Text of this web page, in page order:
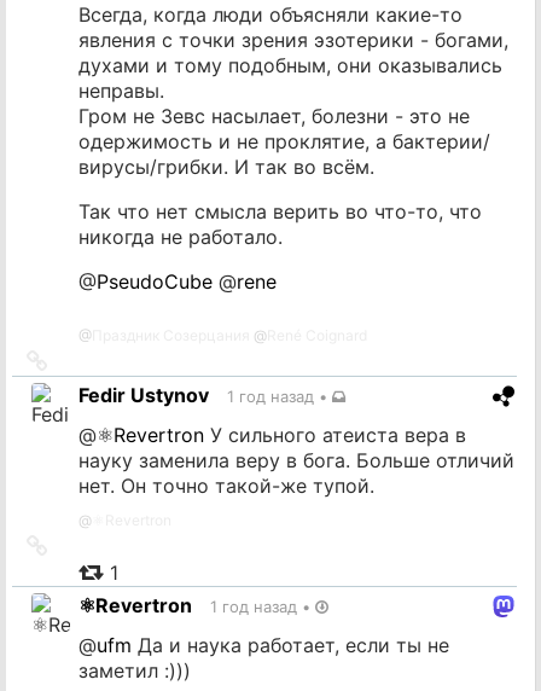
Всегда, когда люди объясняли какие-то
явления с точки зрения эзотерики - богами,
духами и тому подобным, они оказывались
неправы.
Гром не Зевс насылает, болезни - это не
одержимость и не проклятие, а бактерии/
вирусы/грибки. И так во всём.
Так что нет смысла верить во что-то, что
никогда не работало.
@PseudoCube @rene
@ @
на
источник
Fedir Ustynov 1 год назад •
@⚛️Revertron У сильного атеиста вера в
науку заменила веру в бога. Больше отличий
нет. Он точно такой-же тупой.
@
источник
1
⚛️Revertron
1 год назад •
@ufm Да и наука работает, если ты не
заметил :)))